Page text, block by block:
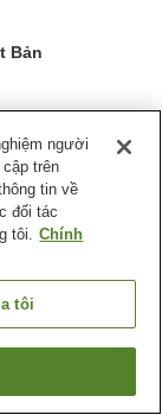
Bản
Ủi
phố Numazu
người
trên
tin về
đối tác
tôi. Chính
tôi